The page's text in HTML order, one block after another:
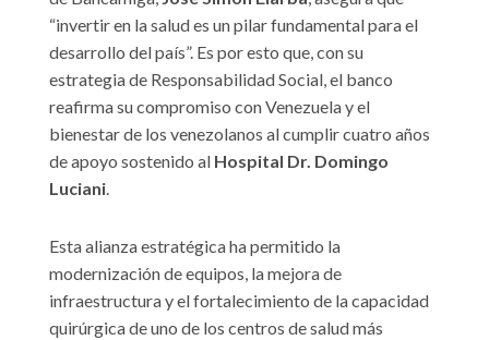
“invertir en la salud es un pilar fundamental para el
desarrollo del país”. Es por esto que, con su
estrategia de Responsabilidad Social, el banco
reafirma su compromiso con Venezuela y el
bienestar de los venezolanos al cumplir cuatro años
de apoyo sostenido al Hospital Dr. Domingo
Luciani.
Esta alianza estratégica ha permitido la
modernización de equipos, la mejora de
infraestructura y el fortalecimiento de la capacidad
quirúrgica de uno de los centros de salud más